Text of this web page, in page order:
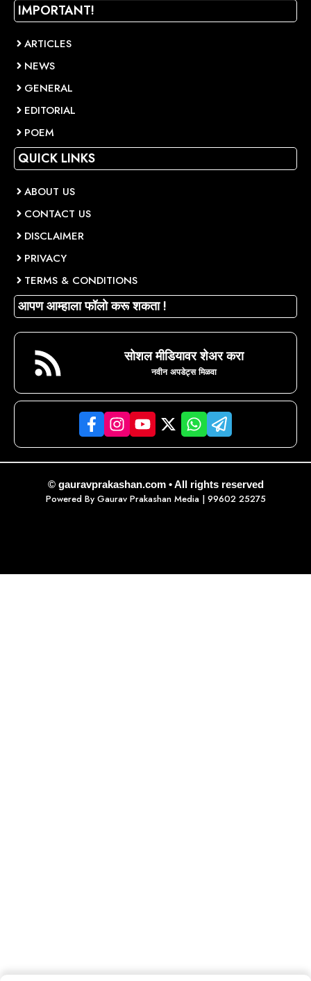
IMPORTANT!
ARTICLES
NEWS
GENERAL
EDITORIAL
POEM
QUICK LINKS
ABOUT US
CONTACT US
DISCLAIMER
PRIVACY
TERMS & CONDITIONS
आपण आम्हाला फॉलो करू शकता !
सोशल मीडियावर शेअर करा
नवीन अपडेट्स मिळवा
© gauravprakashan.com • All rights reserved
Powered By Gaurav Prakashan Media| 99602 25275